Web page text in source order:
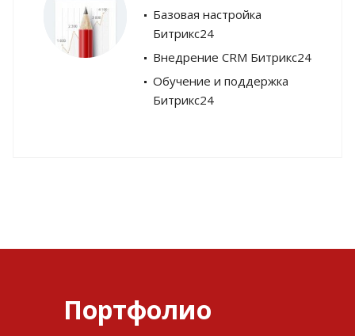
Базовая настройка
Битрикс24
Внедрение CRM Битрикс24
Обучение и поддержка
Битрикс24
Портфолио